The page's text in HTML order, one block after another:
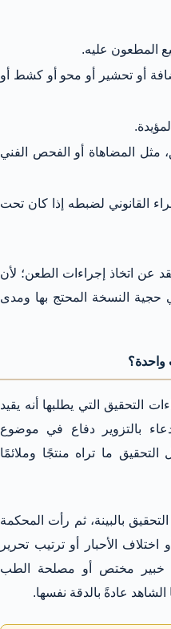
المطعون عليه.
أو تحشير أو محو أو كشط أو
مثل المضاهاة أو الفحص الفني
القانوني لضبطه إذا كان تحت
عن اتخاذ إجراءات الطعن؛ لأن
النسخة المحتج بها ومدى
واحدة؟
التحقيق التي يطلبها أنه يقيد
بالتزوير دفاع في موضوع
ما تراه منتجًا وملائمًا
بالبينة، ثم رأت المحكمة
اختلاف الأحبار أو ترتيب تحرير
خبير مختص أو مصلحة الطب
عادةً بالدقة نفسها.